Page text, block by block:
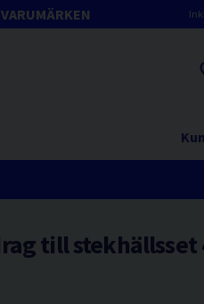
till stekhällsset